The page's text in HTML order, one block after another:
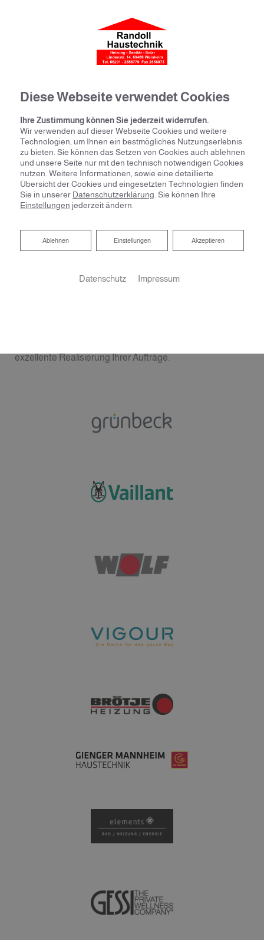
exzellente Realisierung Ihrer Aufträge.
Diese Webseite verwendet Cookies
Ihre Zustimmung können Sie jederzeit widerrufen.
Wir verwenden auf dieser Webseite Cookies und weitere
Technologien, um Ihnen ein bestmögliches Nutzungserlebnis
zu bieten. Sie können das Setzen von Cookies auch ablehnen
und unsere Seite nur mit den technisch notwendigen Cookies
nutzen. Weitere Informationen, sowie eine detaillierte
Übersicht der Cookies und eingesetzten Technologien finden
Sie in unserer Datenschutzerklärung . Sie können Ihre
Einstellungen jederzeit ändern.
Akzeptieren
Einstellungen
Ablehnen
Ablehnen
Datenschutz Impressum